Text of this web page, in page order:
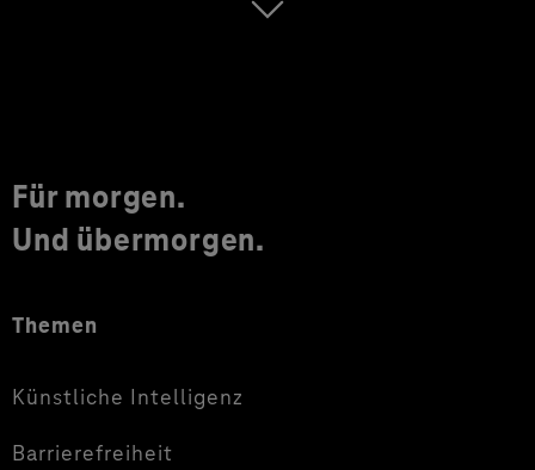
Für morgen.
Und übermorgen.
Themen
Künstliche Intelligenz
Barrierefreiheit